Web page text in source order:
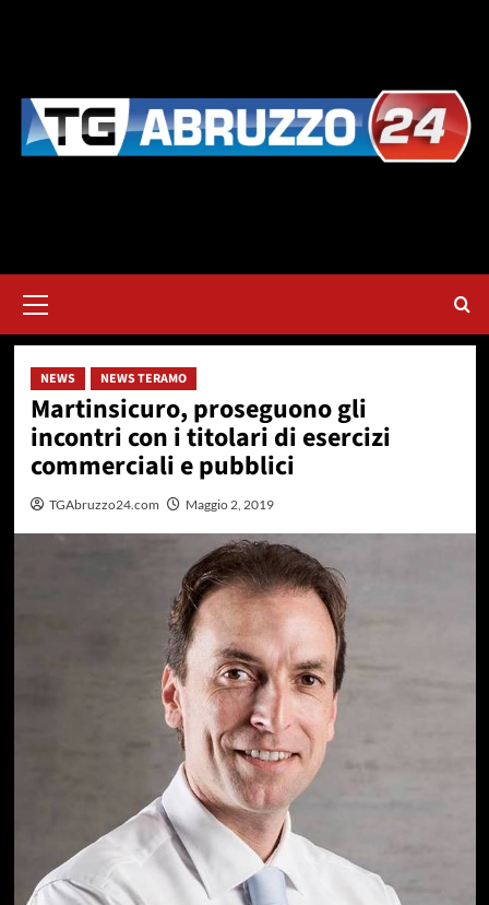
principale
NEWS NEWS TERAMO
Martinsicuro, proseguono gli
incontri con i titolari di esercizi
commerciali e pubblici
TGAbruzzo24.com Maggio 2, 2019